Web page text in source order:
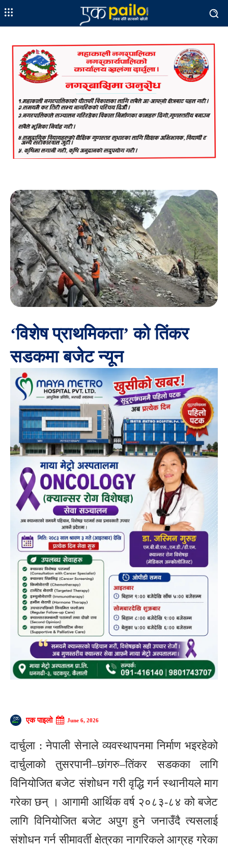
‘विशेष प्राथमिकता’ को तिंकर
सडकमा बजेट न्यून
एक पाइलो June 6, 2026
दार्चुला : नेपाली सेनाले व्यवस्थापनमा निर्माण भइरहेको
दार्चुलाको तुसरपानी–छांगरु–तिंकर सडकका लागि
विनियोजित बजेट संशोधन गरी वृद्धि गर्न स्थानीयले माग
गरेका छन् । आगामी आर्थिक वर्ष २०८३-८४ को बजेट
लागि विनियोजित बजेट अपुग हुने जनाउँदै त्यसलाई
संशोधन गर्न सीमावर्ती क्षेत्रका नागरिकले आग्रह गरेका